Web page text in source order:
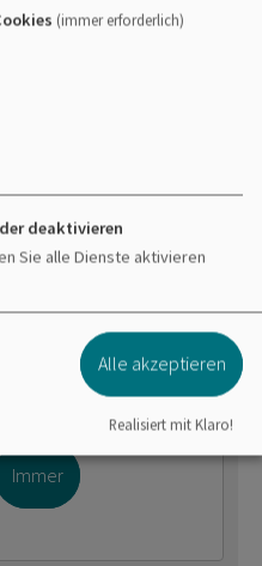
Leaflet
Inhalte laden?
Immer
(immer erforderlich)
deaktivieren
Sie alle Dienste aktivieren
Alle akzeptieren
Realisiert mit Klaro!